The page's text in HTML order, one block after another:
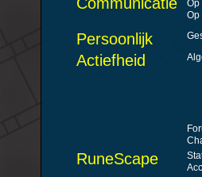
Op
Op
Persoonlijk
Actiefheid
RuneScape